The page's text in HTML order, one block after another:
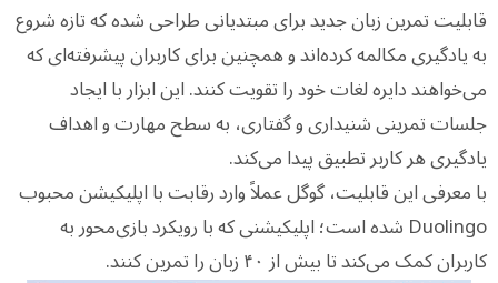
قابلیت تمرین زبان جدید برای مبتدیانی طراحی شده که تازه شروع
به یادگیری مکالمه کرده‌اند و همچنین برای کاربران پیشرفته‌ای که
می‌خواهند دایره لغات خود را تقویت کنند. این ابزار با ایجاد
جلسات تمرینی شنیداری و گفتاری، به سطح مهارت و اهداف
یادگیری هر کاربر تطبیق پیدا می‌کند.
با معرفی این قابلیت، گوگل عملاً وارد رقابت با اپلیکیشن محبوب
Duolingo شده است؛ اپلیکیشنی که با رویکرد بازی‌محور به
کاربران کمک می‌کند تا بیش از ۴۰ زبان را تمرین کنند.